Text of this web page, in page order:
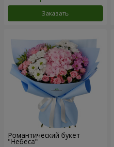
Заказать
Романтический букет
"Небеса"